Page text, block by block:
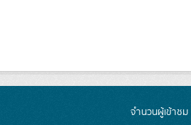
จำนวนผู้เข้าชม